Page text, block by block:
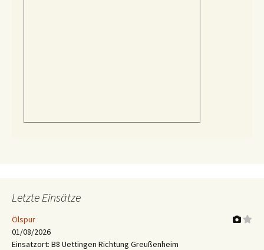
Letzte Einsätze
Ölspur
01/08/2026
Einsatzort: B8 Uettingen Richtung Greußenheim